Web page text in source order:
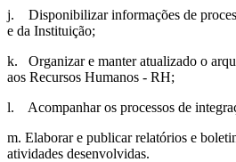
j. Disponibilizar informações de
e da Instituição;
k. Organizar e manter atualizado o
aos Recursos Humanos - RH;
l. Acompanhar os processos de
m. Elaborar e publicar relatórios e
atividades desenvolvidas.